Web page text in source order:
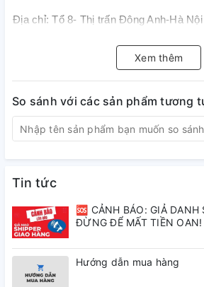
Địa chỉ: Tổ 8- Thị trấn Đông Anh-Hà Nội
Xem thêm
So sánh với các sản phẩm tương
Tin tức
🆘 CẢNH BÁO: GIẢ DANH
ĐỪNG ĐỂ MẤT TIỀN OAN!
Hướng dẫn mua hàng